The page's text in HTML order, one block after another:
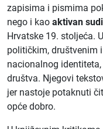
zapisima i pismima
nego i kao aktivan
Hrvatske 19. stoljeća.
političkim, društvenim
nacionalnog
društva. Njegovi
jer nastoje potaknuti
opće dobro.